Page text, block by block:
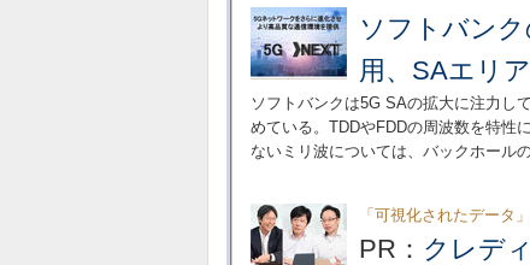
ソフトバン
用、SAエリ
ソフトバンクは5G SAの拡大に注力し
めている。TDDやFDDの周波数を特性
ないミリ波については、バックホール
「可視化されたデータ
PR： クレデ